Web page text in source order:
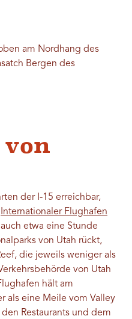
am Nordhang des
Bergen des
der I-15 erreichbar,
Internationaler Flughafen
etwa eine Stunde
von Utah rückt,
die jeweils weniger als
von Utah
hält am
als eine Meile vom Valley
Restaurants und dem